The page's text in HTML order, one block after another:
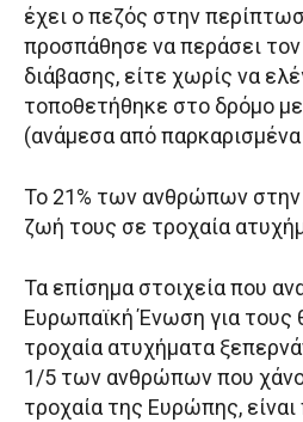
έχει ο πεζός στην
προσπάθησε να περάσει
διάβασης, είτε χωρίς να
τοποθετήθηκε στο δρόμο
(ανάμεσα από
Το 21% των ανθρώπων στην
ζωή τους σε τροχαία
Τα επίσημα στοιχεία που
Ευρωπαϊκή Ένωση για τους
τροχαία ατυχήματα
1/5 των ανθρώπων που
τροχαία της Ευρώπης,